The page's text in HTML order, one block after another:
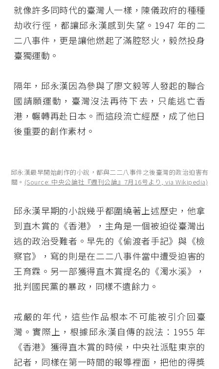
就像許多同時代的臺灣人一樣，陳儀政府的種種
劫收行徑，都讓邱永漢感到失望。1947 年的二
二八事件，更是讓他燃起了滿腔怒火，毅然投身
臺獨運動。
隔年，邱永漢因為參與了廖文毅等人發起的聯合
國請願運動，臺灣沒法再待下去，只能逃亡香
港，輾轉再赴日本。而這段流亡經歷，成了他日
後重要的創作素材。
邱永漢最早開始創作的小說，都與二二八事件之後臺灣的政治迫害有
關。 (Source: 中央公論社『週刊公論』7月16号より, via Wikipedia)
邱永漢早期的小說幾乎都圍繞著上述歷史，他拿
到直木賞的《香港》，主角是一個被迫從臺灣出
逃的政治受難者。早先的《偷渡者手記》與《檢
察官》，寫的則是在二二八事件當中遭受迫害的
王育霖。另一部獲得直木賞提名的《濁水溪》，
批判國民黨的暴政，同樣不遺餘力。
戒嚴的年代，這些作品根本不可能被引介回臺
灣。實際上，根據邱永漢自傳的說法：1955 年
《香港》獲得直木賞的時候，中央社派駐東京的
記者，同樣在第一時間的報導裡面，把他的得獎